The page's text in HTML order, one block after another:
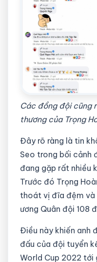
Các đồng đội cũng
thương của Trọng
Đây rõ ràng là tin
Seo trong bối cảnh
đang gặp rất nhiều
Trước đó Trọng
thoát vị đĩa đệm và
ương Quân đội 108
Điều này khiến anh
đấu của đội tuyển
World Cup 2022 tới